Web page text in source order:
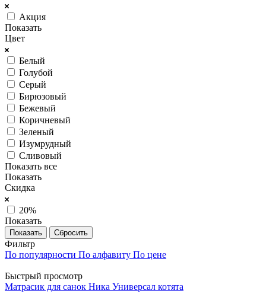
Акция
Показать
Цвет
Белый
Голубой
Серый
Бирюзовый
Бежевый
Коричневый
Зеленый
Изумрудный
Сливовый
Показать все
Показать
Скидка
20%
Показать
Сбросить
Фильтр
По популярности По алфавиту По цене
Быстрый просмотр
Матрасик для санок Ника Универсал котята